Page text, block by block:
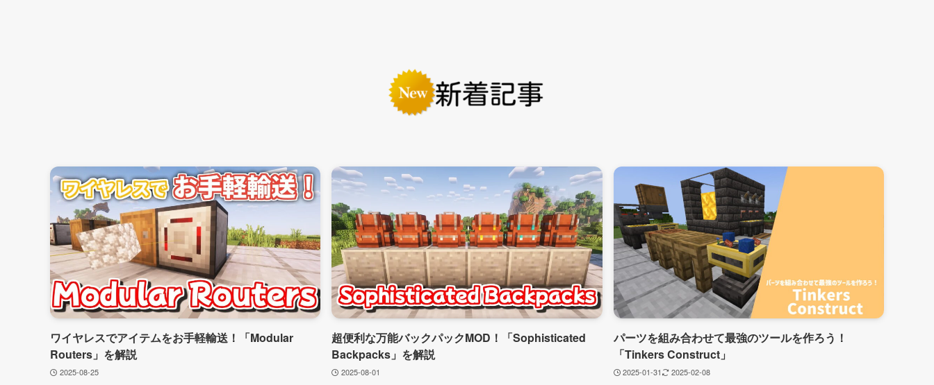
ワイヤレスでアイテムをお手軽輸送！「Modular
Routers」を解説
2025-08-25
超便利な万能バックパックMOD！「Sophisticated
Backpacks」を解説
2025-08-01
パーツを組み合わせて最強のツールを作ろう！
「Tinkers Construct」
2025-01-31 2025-02-08